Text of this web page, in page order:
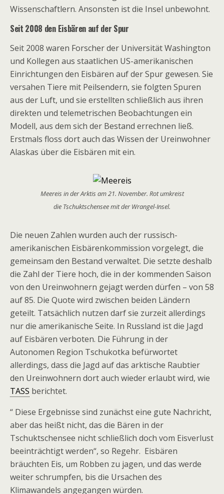
Wissenschaftlern. Ansonsten ist die Insel unbewohnt.
Seit 2008 den Eisbären auf der Spur
Seit 2008 waren Forscher der Universität Washington
und Kollegen aus staatlichen US-amerikanischen
Einrichtungen den Eisbären auf der Spur gewesen. Sie
versahen Tiere mit Peilsendern, sie folgten Spuren
aus der Luft, und sie erstellten schließlich aus ihren
direkten und telemetrischen Beobachtungen ein
Modell, aus dem sich der Bestand errechnen ließ.
Erstmals floss dort auch das Wissen der Ureinwohner
Alaskas über die Eisbären mit ein.
Meereis in der Arktis am 21. November. Rot umkreist
die Tschuktschensee mit der Wrangel-Insel.
Die neuen Zahlen wurden auch der russisch-
amerikanischen Eisbärenkommission vorgelegt, die
gemeinsam den Bestand verwaltet. Die setzte deshalb
die Zahl der Tiere hoch, die in der kommenden Saison
von den Ureinwohnern gejagt werden dürfen – von 58
auf 85. Die Quote wird zwischen beiden Ländern
geteilt. Tatsächlich nutzen darf sie zurzeit allerdings
nur die amerikanische Seite. In Russland ist die Jagd
auf Eisbären verboten. Die Führung in der
Autonomen Region Tschukotka befürwortet
allerdings, dass die Jagd auf das arktische Raubtier
den Ureinwohnern dort auch wieder erlaubt wird, wie
TASS berichtet.
“ Diese Ergebnisse sind zunächst eine gute Nachricht,
aber das heißt nicht, das die Bären in der
Tschuktschensee nicht schließlich doch vom Eisverlust
beeinträchtigt werden“, so Regehr. Eisbären
bräuchten Eis, um Robben zu jagen, und das werde
weiter schrumpfen, bis die Ursachen des
Klimawandels angegangen würden.